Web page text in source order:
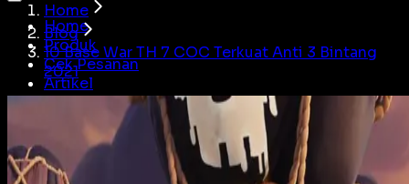
Home
Produk
Cek Pesanan
Artikel
Jual Akun
Login
Home
Blog
10 Base War TH 7 COC Terkuat Anti 3 Bintang
2021